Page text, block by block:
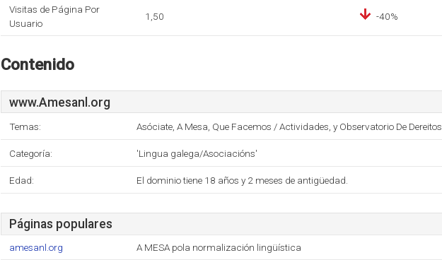
Visitas de Página Por
Usuario
1,50 -40%
Contenido
www.Amesanl.org
Temas: Asóciate, A Mesa, Que Facemos / Actividades, y Observatorio De
Categoría: 'Lingua galega/Asociacións'
Edad: El dominio tiene 18 años y 2 meses de antigüedad.
Páginas populares
amesanl.org A MESA pola normalización lingüística